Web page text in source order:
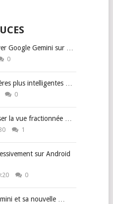
Google Gemini sur …
0
plus intelligentes …
0
la vue fractionnée …
1
sur Android
0
et sa nouvelle …